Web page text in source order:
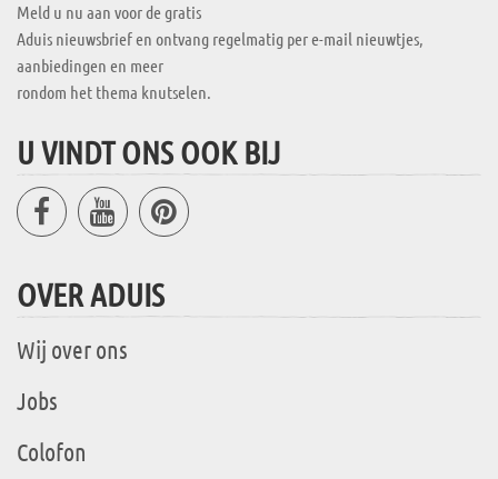
Meld u nu aan voor de gratis
Aduis nieuwsbrief en ontvang regelmatig per e-mail nieuwtjes,
aanbiedingen en meer
rondom het thema knutselen.
U VINDT ONS OOK BIJ
OVER ADUIS
Wij over ons
Jobs
Colofon